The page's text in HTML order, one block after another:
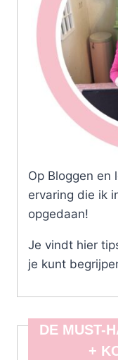
Op Bloggen en
ervaring die ik
opgedaan!
Je vindt hier
je kunt
DE MUST-
+